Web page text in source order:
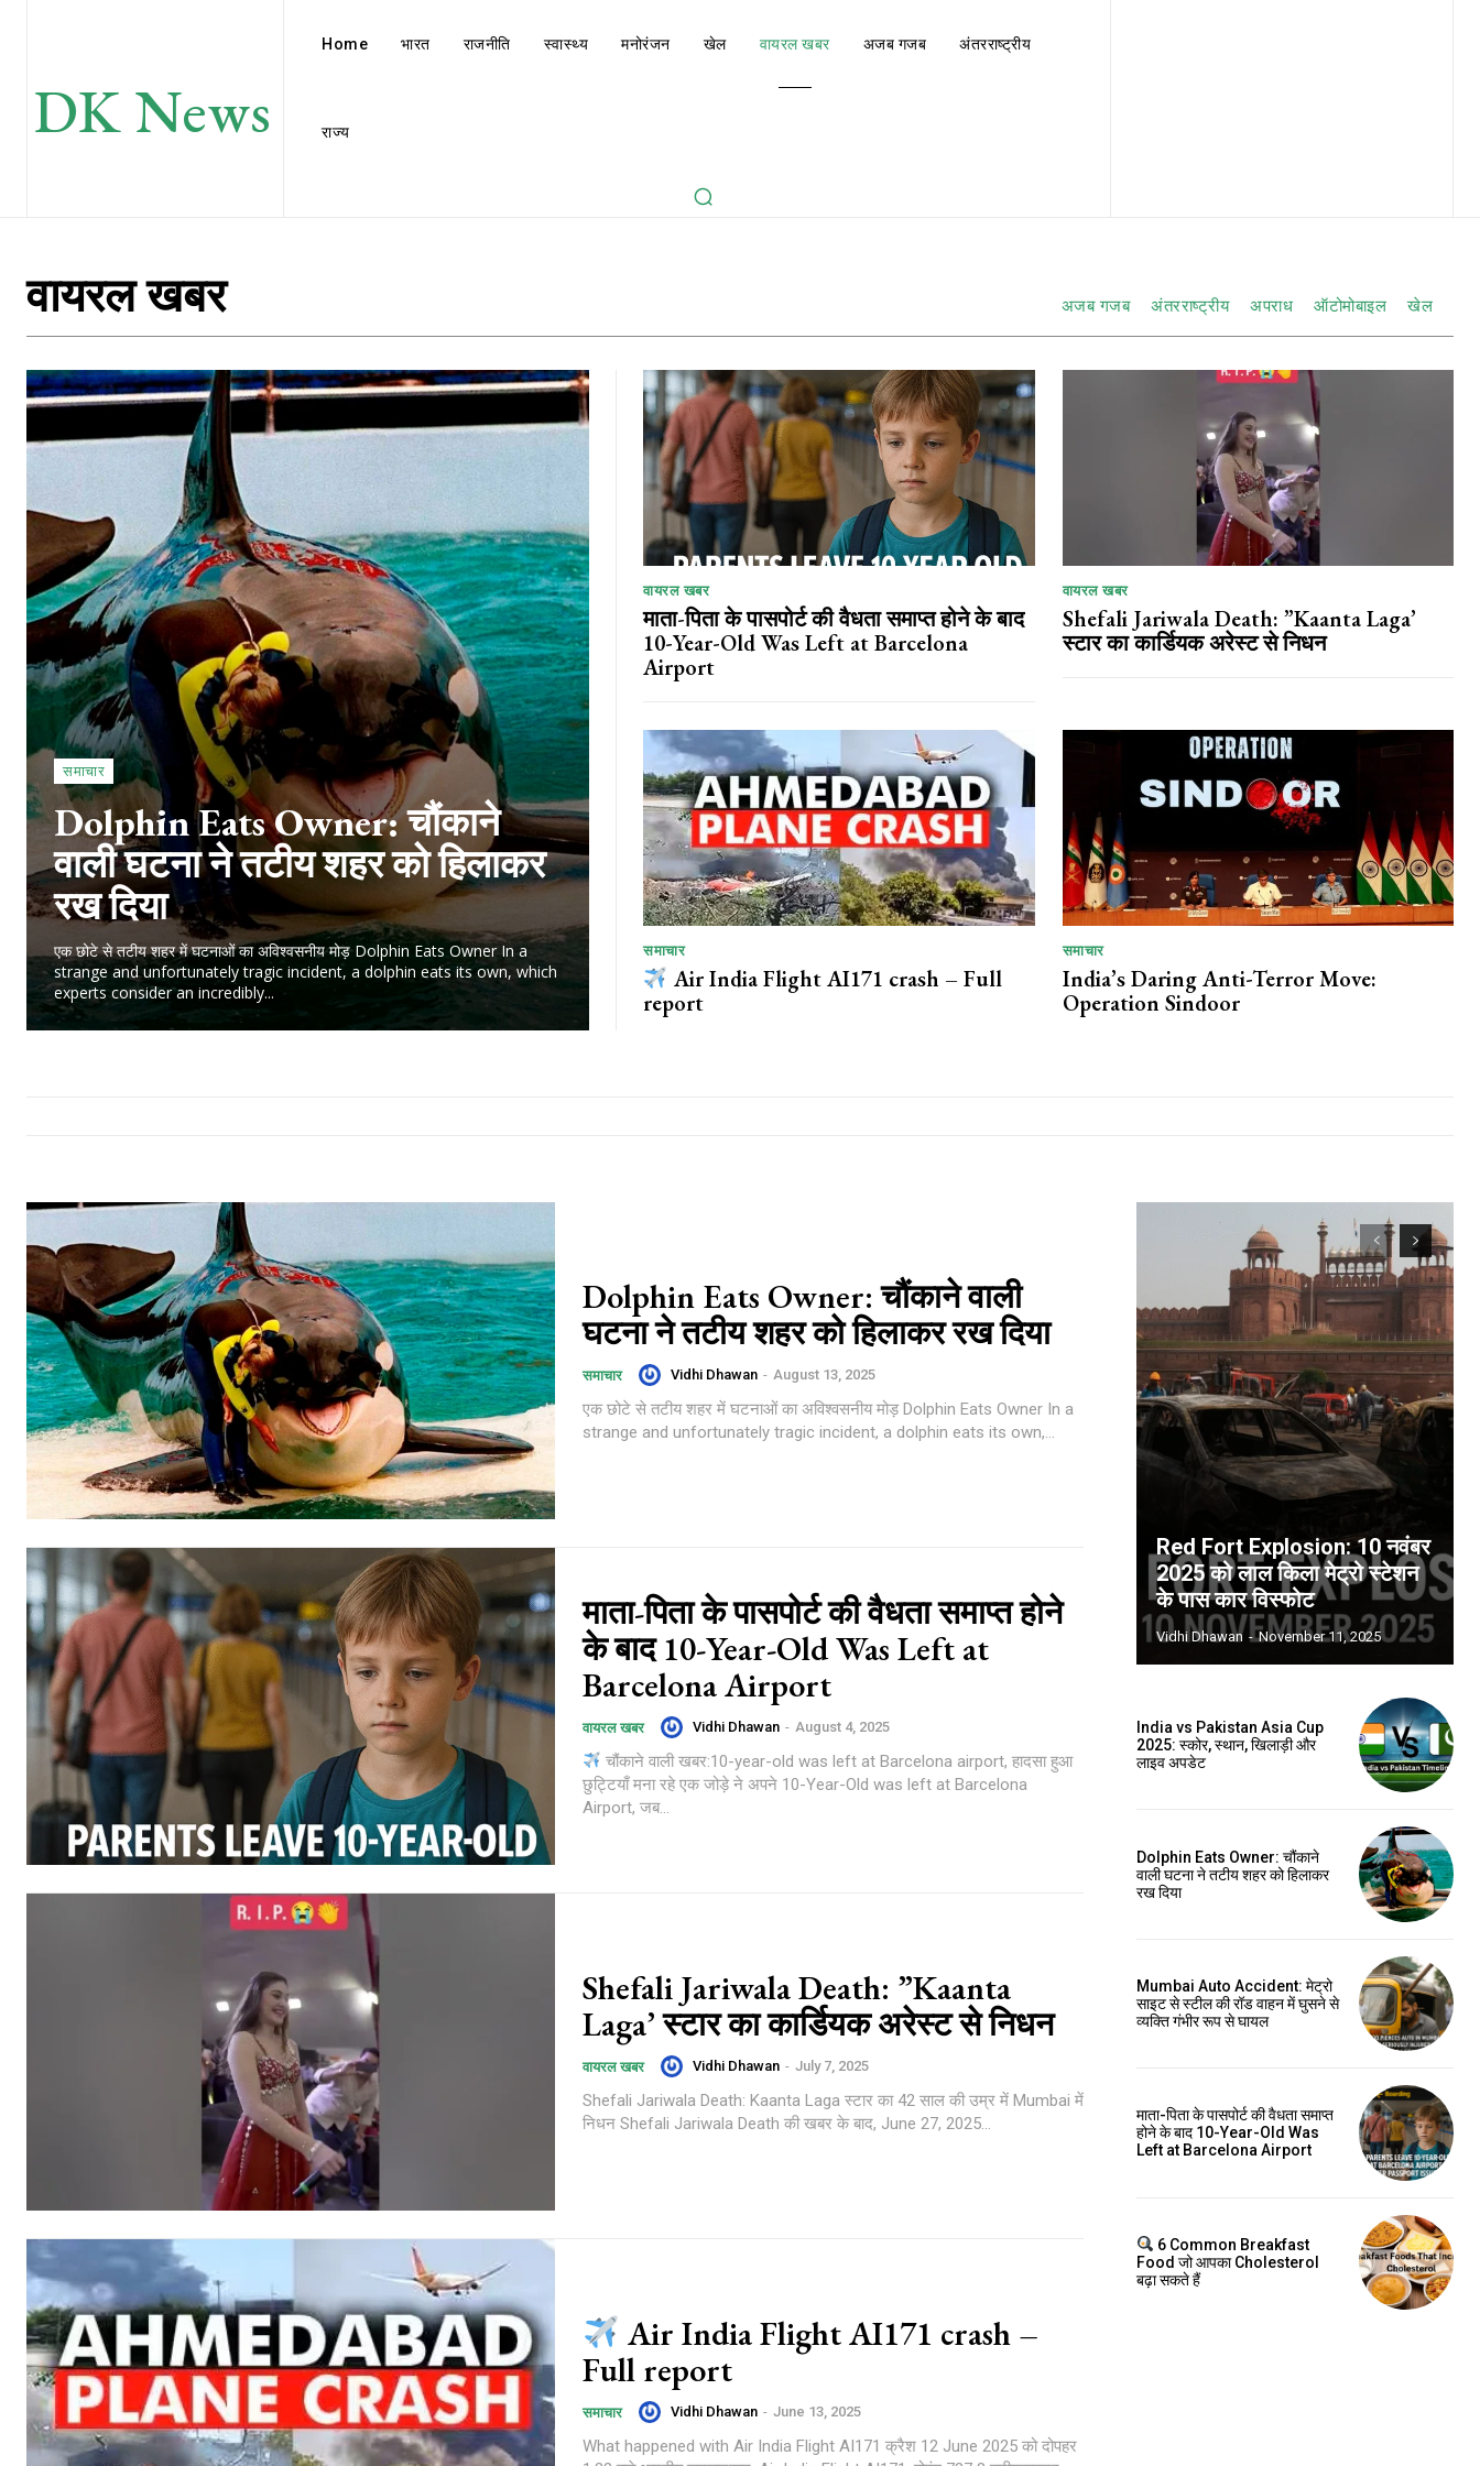
DK News
Home भारत राजनीति स्वास्थ्य मनोरंजन खेल वायरल खबर अजब गजब अंतरराष्ट्रीय
राज्य
वायरल खबर अजब गजब अंतरराष्ट्रीय अपराध ऑटोमोबाइल खेल
समाचार
Dolphin Eats Owner: चौंकाने
वाली घटना ने तटीय शहर को हिलाकर
रख दिया
एक छोटे से तटीय शहर में घटनाओं का अविश्वसनीय मोड़ Dolphin Eats Owner In a
strange and unfortunately tragic incident, a dolphin eats its own, which
experts consider an incredibly...
वायरल खबर
माता-पिता के पासपोर्ट की वैधता समाप्त होने के बाद
10-Year-Old Was Left at Barcelona
Airport
वायरल खबर
Shefali Jariwala Death: ”Kaanta Laga’
स्टार का कार्डियक अरेस्ट से निधन
समाचार
Air India Flight AI171 crash – Full
report
समाचार
India’s Daring Anti-Terror Move:
Operation Sindoor
Dolphin Eats Owner: चौंकाने वाली
घटना ने तटीय शहर को हिलाकर रख दिया
समाचार Vidhi Dhawan - August 13, 2025
एक छोटे से तटीय शहर में घटनाओं का अविश्वसनीय मोड़ Dolphin Eats Owner In a
strange and unfortunately tragic incident, a dolphin eats its own,...
माता-पिता के पासपोर्ट की वैधता समाप्त होने
के बाद 10-Year-Old Was Left at
Barcelona Airport
वायरल खबर Vidhi Dhawan - August 4, 2025
चौंकाने वाली खबर:10-year-old was left at Barcelona airport, हादसा हुआ
छुट्टियाँ मना रहे एक जोड़े ने अपने 10-Year-Old was left at Barcelona
Airport, जब...
Shefali Jariwala Death: ”Kaanta
Laga’ स्टार का कार्डियक अरेस्ट से निधन
वायरल खबर Vidhi Dhawan - July 7, 2025
Shefali Jariwala Death: Kaanta Laga स्टार का 42 साल की उम्र में Mumbai में
निधन Shefali Jariwala Death की खबर के बाद, June 27, 2025...
Air India Flight AI171 crash –
Full report
समाचार Vidhi Dhawan - June 13, 2025
What happened with Air India Flight AI171 क्रैश 12 June 2025 को दोपहर
Red Fort Explosion: 10 नवंबर
2025 को लाल किला मेट्रो स्टेशन
के पास कार विस्फोट
Vidhi Dhawan - November 11, 2025
India vs Pakistan Asia Cup
2025: स्कोर, स्थान, खिलाड़ी और
लाइव अपडेट
Dolphin Eats Owner: चौंकाने
वाली घटना ने तटीय शहर को हिलाकर
रख दिया
Mumbai Auto Accident: मेट्रो
साइट से स्टील की रॉड वाहन में घुसने से
व्यक्ति गंभीर रूप से घायल
माता-पिता के पासपोर्ट की वैधता समाप्त
होने के बाद 10-Year-Old Was
Left at Barcelona Airport
6 Common Breakfast
Food जो आपका Cholesterol
बढ़ा सकते हैं